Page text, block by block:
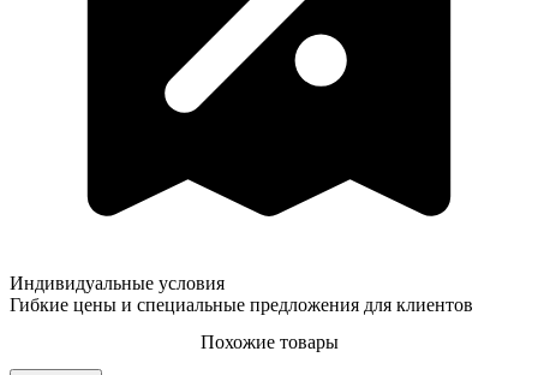
Индивидуальные условия
Гибкие цены и специальные предложения для клиентов
Похожие товары